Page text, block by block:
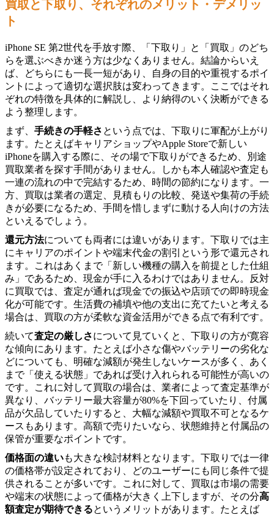
買取と下取り、それぞれのメリット・デメリッ
ト
iPhone SE 第2世代を手放す際、「下取り」と「買取」のどち
らを選ぶべきか迷う方は少なくありません。結論からいえ
ば、どちらにも一長一短があり、自身の目的や重視するポイ
ントによって適切な選択肢は変わってきます。ここではそれ
ぞれの特徴を具体的に解説し、より納得のいく決断ができる
よう整理します。
まず、 手続きの手軽さ という点では、下取りに軍配が上がり
ます。たとえばキャリアショップやApple Storeで新しい
iPhoneを購入する際に、その場で下取りができるため、別途
買取業者を探す手間がありません。しかも本人確認や査定も
一連の流れの中で完結するため、時間の節約になります。一
方、買取は業者の選定、見積もりの比較、発送や集荷の手続
きが必要になるため、手間を惜しまずに動ける人向けの方法
といえるでしょう。
還元方法についても両者には違いがあります。下取りでは主
にキャリアのポイントや端末代金の割引という形で還元され
ます。これはあくまで「新しい機種の購入を前提とした仕組
み」であるため、現金が手に入るわけではありません。反対
に買取では、査定が通れば現金での振込や店頭での即時現金
化が可能です。生活費の補填や他の支出に充てたいと考える
場合は、買取の方が柔軟な資金活用ができる点で有利です。
続いて査定の厳しさについて見ていくと、下取りの方が寛容
な傾向にあります。たとえば小さな傷やバッテリーの劣化な
どについても、明確な減額が発生しないケースが多く、あく
まで「使える状態」であれば受け入れられる可能性が高いの
です。これに対して買取の場合は、業者によって査定基準が
異なり、バッテリー最大容量が80%を下回っていたり、付属
品が欠品していたりすると、大幅な減額や買取不可となるケ
ースもあります。高額で売りたいなら、状態維持と付属品の
保管が重要なポイントです。
価格面の違いも大きな検討材料となります。下取りでは一律
の価格帯が設定されており、どのユーザーにも同じ条件で提
供されることが多いです。これに対して、買取は市場の需要
や端末の状態によって価格が大きく上下しますが、その分高
額査定が期待できるというメリットがあります。たとえば